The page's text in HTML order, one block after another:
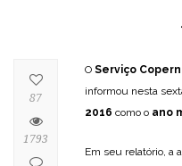
O Serviço
informou nesta
2016 como o ano
Em seu relatório, a
87
1793